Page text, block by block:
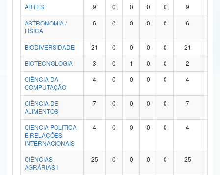
Secretaria de Governo
Advocacia-Geral da União
Banco Central do Brasil
ARTES 9 0 0 0 0 9
ASTRONOMIA /
FÍSICA
6 0 0 0 0 6
BIODIVERSIDADE 21 0 0 0 0 21
BIOTECNOLOGIA
3 0 1 0 0 2
CIÊNCIA DA
COMPUTAÇÃO
4 0 0 0 0 4
CIÊNCIA DE
ALIMENTOS
7 0 0 0 0 7
CIÊNCIA POLÍTICA
E RELAÇÕES
INTERNACIONAIS
4 0 0 0 0 4
CIÊNCIAS
AGRÁRIAS I
25 0 0 0 0 25